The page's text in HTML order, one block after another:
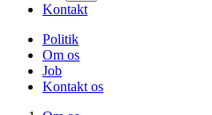
Kontakt
Politik
Om os
Job
Kontakt os